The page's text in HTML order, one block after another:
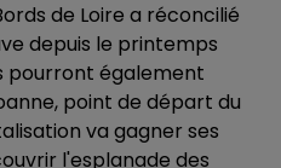
de Loire a réconcilié
depuis le printemps
pourront également
point de départ du
va gagner ses
l'esplanade des